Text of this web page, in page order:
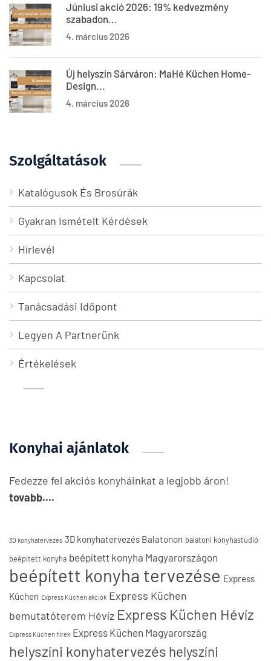
Júniusi akció 2026: 19% kedvezmény
szabadon...
4. március 2026
Új helyszín Sárváron: MaHé Küchen Home-
Design...
4. március 2026
Szolgáltatások
Katalógusok És Brosúrák
Gyakran Ismételt Kérdések
Hírlevél
Kapcsolat
Tanácsadási Időpont
Legyen A Partnerünk
Értékelések
Konyhai ajánlatok
Fedezze fel akciós konyháinkat a legjobb áron!
tovabb....
3D konyhatervezés 3D konyhatervezés Balatonon balatoni konyhastúdió
beépített konyha beépített konyha Magyarországon
beépített konyha tervezése Express
Küchen Express Küchen akciók Express Küchen
bemutatóterem Hévíz Express Küchen Hévíz
Express Küchen hírek Express Küchen Magyarország
helyszíni konyhatervezés helyszíni